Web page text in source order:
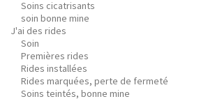
Soins cicatrisants
soin bonne mine
J'ai des rides
Soin
Premières rides
Rides installées
Rides marquées, perte de fermeté
Soins teintés, bonne mine